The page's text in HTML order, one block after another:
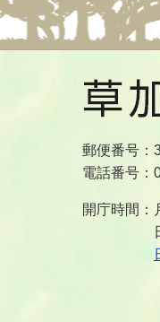
郵便番号：
電話番号：
開庁時間：